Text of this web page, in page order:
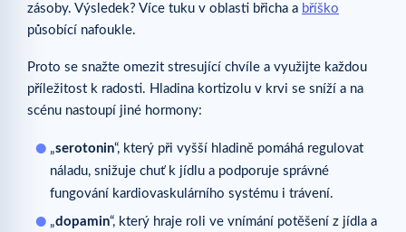
zásoby. Výsledek? Více tuku v oblasti břicha a bříško
působící nafoukle.
Proto se snažte omezit stresující chvíle a využijte každou
příležitost k radosti. Hladina kortizolu v krvi se sníží a na
scénu nastoupí jiné hormony:
„serotonin“, který při vyšší hladině pomáhá regulovat
náladu, snižuje chuť k jídlu a podporuje správné
fungování kardiovaskulárního systému i trávení.
„dopamin“, který hraje roli ve vnímání potěšení z jídla a